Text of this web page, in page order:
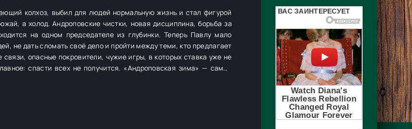
колхоз, выбил для людей нормальную жизнь и стал фигурой
а холод. Андроповские чистки, новая дисциплина, борьба за
на одном председателе из глубинки. Теперь Павлу мало
не дать сломать своё дело и пройти между теми, кто предлагает
не получится. «Андроповская зима» — самый
после которых уже нельзя остаться прежним.